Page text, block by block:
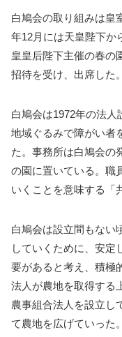
白鳩会の取り組みは皇
年12月には天皇陛下か
皇皇后陛下主催の春の
招待を受け、出席した。
白鳩会は1972年の法人
地域ぐるみで障がい者
た。事務所は白鳩会の
の園に置いている。職
いくことを意味する「
白鳩会は設立間もない
していくために、安定
要があると考え、積極
法人が農地を取得する
農事組合法人を設立し
て農地を広げていった